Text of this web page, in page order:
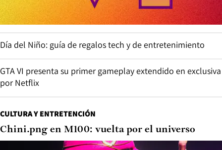
Día del Niño: guía de regalos tech y de entretenimiento
GTA VI presenta su primer gameplay extendido en exclusiva
por Netflix
CULTURA Y ENTRETENCIÓN
Chini.png en M100: vuelta por el universo